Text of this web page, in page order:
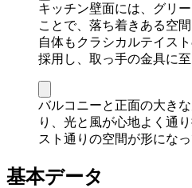
キッチン壁面には、グリ
ことで、落ち着きある空
自体もクラシカルテイス
採用し、取っ手の金具に
バルコニーと正面の大き
り、光と風が心地よく通
スト通りの空間が形にな
基本データ